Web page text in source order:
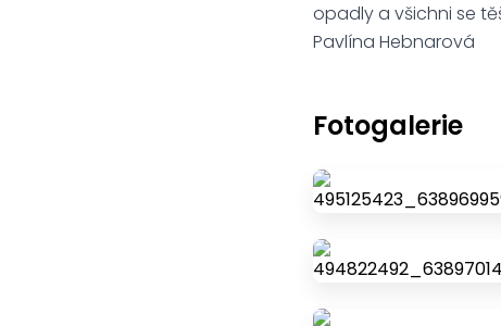
opadly a všichni se
Pavlína Hebnarová
Fotogalerie